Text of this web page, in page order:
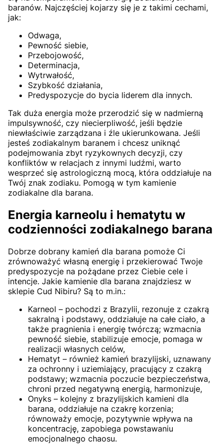
baranów. Najczęściej kojarzy się je z takimi cechami,
jak:
Odwaga,
Pewność siebie,
Przebojowość,
Determinacja,
Wytrwałość,
Szybkość działania,
Predyspozycje do bycia liderem dla innych.
Tak duża energia może przerodzić się w nadmierną
impulsywność, czy niecierpliwość, jeśli będzie
niewłaściwie zarządzana i źle ukierunkowana. Jeśli
jesteś zodiakalnym baranem i chcesz uniknąć
podejmowania zbyt ryzykownych decyzji, czy
konfliktów w relacjach z innymi ludźmi, warto
wesprzeć się astrologiczną mocą, która oddziałuje na
Twój znak zodiaku. Pomogą w tym kamienie
zodiakalne dla barana.
Energia karneolu i hematytu w
codzienności zodiakalnego barana
Dobrze dobrany kamień dla barana pomoże Ci
zrównoważyć własną energię i przekierować Twoje
predyspozycje na pożądane przez Ciebie cele i
intencje. Jakie kamienie dla barana znajdziesz w
sklepie Cud Nibiru? Są to m.in.:
Karneol – pochodzi z Brazylii, rezonuje z czakrą
sakralną i podstawy, oddziałuje na całe ciało, a
także pragnienia i energię twórczą; wzmacnia
pewność siebie, stabilizuje emocje, pomaga w
realizacji własnych celów,
Hematyt – również kamień brazylijski, uznawany
za ochronny i uziemiający, pracujący z czakrą
podstawy; wzmacnia poczucie bezpieczeństwa,
chroni przed negatywną energią, harmonizuje,
Onyks – kolejny z brazylijskich kamieni dla
barana, oddziałuje na czakrę korzenia;
równoważy emocje, pozytywnie wpływa na
koncentrację, zapobiega powstawaniu
emocjonalnego chaosu.